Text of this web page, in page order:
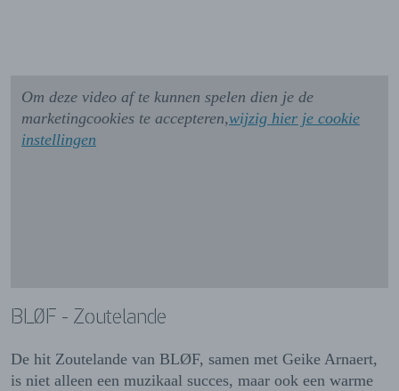
BLØF - Zoutelande
De hit Zoutelande van BLØF, samen met Geike Arnaert,
is niet alleen een muzikaal succes, maar ook een warme
Om deze video af te kunnen spelen dien je de
marketingcookies te accepteren,wijzig hier je cookie
instellingen